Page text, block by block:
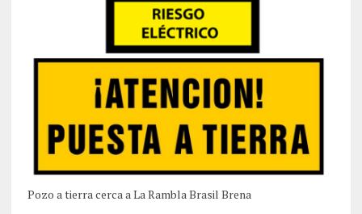
Pozo a tierra cerca a La Rambla Brasil Brena